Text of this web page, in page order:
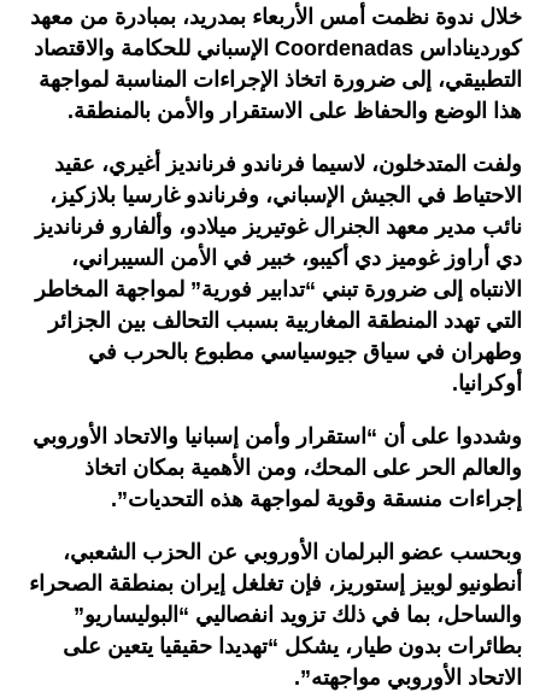
خلال ندوة نظمت أمس الأربعاء بمدريد، بمبادرة من معهد
كورديناداس Coordenadas الإسباني للحكامة والاقتصاد
التطبيقي، إلى ضرورة اتخاذ الإجراءات المناسبة لمواجهة
هذا الوضع والحفاظ على الاستقرار والأمن بالمنطقة.
ولفت المتدخلون، لاسيما فرناندو فرنانديز أغيري، عقيد
الاحتياط في الجيش الإسباني، وفرناندو غارسيا بلازكيز،
نائب مدير معهد الجنرال غوتيريز ميلادو، وألفارو فرنانديز
دي أراوز غوميز دي أكيبو، خبير في الأمن السيبراني،
الانتباه إلى ضرورة تبني “تدابير فورية” لمواجهة المخاطر
التي تهدد المنطقة المغاربية بسبب التحالف بين الجزائر
وطهران في سياق جيوسياسي مطبوع بالحرب في
أوكرانيا.
وشددوا على أن “استقرار وأمن إسبانيا والاتحاد الأوروبي
والعالم الحر على المحك، ومن الأهمية بمكان اتخاذ
إجراءات منسقة وقوية لمواجهة هذه التحديات”.
وبحسب عضو البرلمان الأوروبي عن الحزب الشعبي،
أنطونيو لوبيز إستوريز، فإن تغلغل إيران بمنطقة الصحراء
والساحل، بما في ذلك تزويد انفصاليي “البوليساريو”
بطائرات بدون طيار، يشكل “تهديدا حقيقيا يتعين على
الاتحاد الأوروبي مواجهته”.